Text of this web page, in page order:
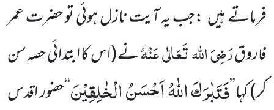
فرماتے ہیں :جب یہ آیت نازل ہوئی تو حضرت عمر
فاروقرَضِیَاللہتَعَالٰیعَنْہُنے(اس کا ابتدائی حصہ سن
کر)کہا’’فَتَبٰرَكَ اللّٰهُ اَحْسَنُ الْخٰلِقِیْنَ‘‘حضور اقدس